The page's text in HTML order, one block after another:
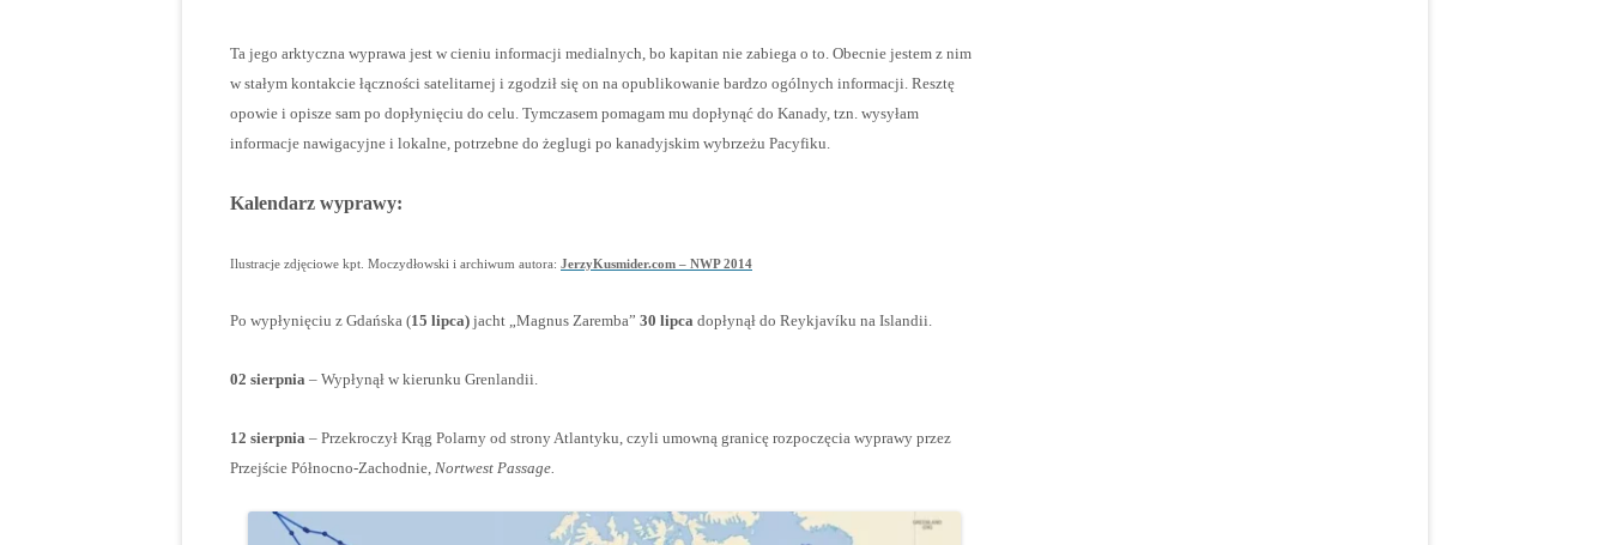
Ta jego arktyczna wyprawa jest w cieniu informacji medialnych, bo kapitan nie zabiega o to. Obecnie jestem z nim
w stałym kontakcie łączności satelitarnej i zgodził się on na opublikowanie bardzo ogólnych informacji. Resztę
opowie i opisze sam po dopłynięciu do celu. Tymczasem pomagam mu dopłynąć do Kanady, tzn. wysyłam
informacje nawigacyjne i lokalne, potrzebne do żeglugi po kanadyjskim wybrzeżu Pacyfiku.
Kalendarz wyprawy:
Ilustracje zdjęciowe kpt. Moczydłowski i archiwum autora: JerzyKusmider.com – NWP 2014
Po wypłynięciu z Gdańska (15 lipca) jacht „Magnus Zaremba” 30 lipca dopłynął do Reykjavíku na Islandii.
02 sierpnia – Wypłynął w kierunku Grenlandii.
12 sierpnia – Przekroczył Krąg Polarny od strony Atlantyku, czyli umowną granicę rozpoczęcia wyprawy przez
Przejście Północno-Zachodnie, Nortwest Passage.